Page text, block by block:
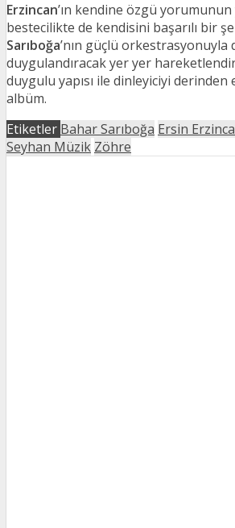
Erzincan’ın kendine özgü yorumunun
bestecilikte de kendisini başarılı bir
Sarıboğa’nın güçlü
duygulandıracak yer yer
duygulu yapısı ile dinleyiciyi
albüm.
Etiketler Bahar Sarıboğa Ersin
Seyhan Müzik Zöhre